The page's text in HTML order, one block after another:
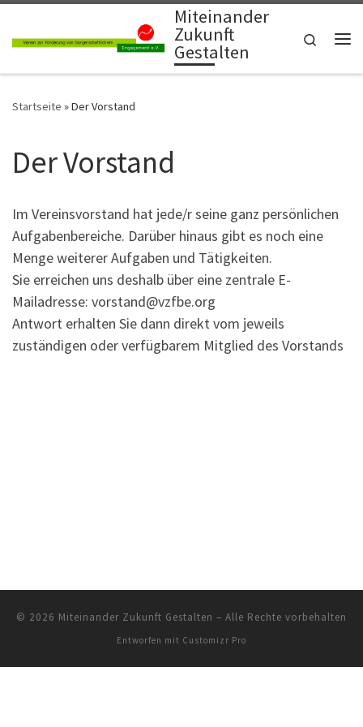
Miteinander
Zukunft
Gestalten
Search
Startseite »Der Vorstand
Der Vorstand
Im Vereinsvorstand hat jede/r seine ganz persönlichen
Aufgabenbereiche. Darüber hinaus gibt es noch eine
Menge weiterer Aufgaben und Tätigkeiten.
Sie erreichen uns deshalb über eine zentrale E-
Mailadresse: vorstand@vzfbe.org
Antwort erhalten Sie dann direkt vom jeweils
zuständigen oder verfügbarem Mitglied des Vorstands
© 2026 Miteinander Zukunft Gestalten – Alle Rechte vorbehalten
Entworfen mit Customizr Pro